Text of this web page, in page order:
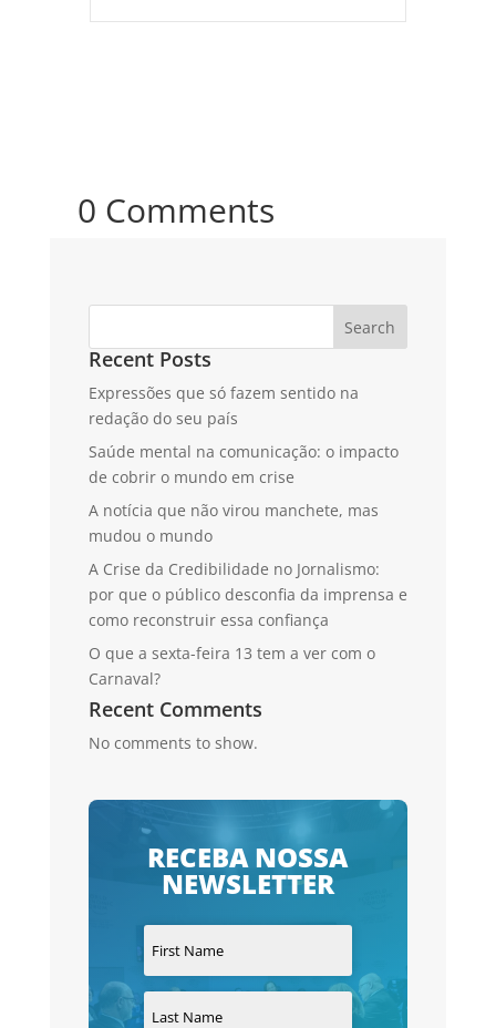
0 Comments
Search
Recent Posts
Expressões que só fazem sentido na
redação do seu país
Saúde mental na comunicação: o impacto
de cobrir o mundo em crise
A notícia que não virou manchete, mas
mudou o mundo
A Crise da Credibilidade no Jornalismo:
por que o público desconfia da imprensa e
como reconstruir essa confiança
O que a sexta-feira 13 tem a ver com o
Carnaval?
Recent Comments
No comments to show.
RECEBA NOSSA
NEWSLETTER